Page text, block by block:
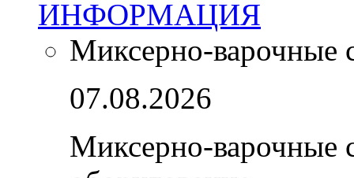
ИНФОРМАЦИЯ
Миксерно-варочные
07.08.2026
Миксерно-варочные